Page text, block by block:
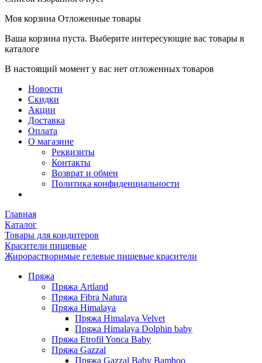
Моя корзина Отложенные товары
Ваша корзина пуста. Выберите интересующие вас товары в
каталоге
В настоящий момент у вас нет отложенных товаров
Новости
Скидки
Акции
Доставка
Оплата
О магазине
Реквизиты
Контакты
Возврат и обмен
Политика конфиденциальности
Главная
Каталог
Товары для кондитеров
Красители пищевые
Жирорастворимые гелевые пищевые красители
Пряжа
Пряжа Artland
Пряжа Fibra Natura
Пряжа Himalaya
Пряжа Himalaya Velvet
Пряжа Himalaya Dolphin baby
Пряжа Etrofil Yonca Baby
Пряжа Gazzal
Пряжа Gazzal Baby Bamboo